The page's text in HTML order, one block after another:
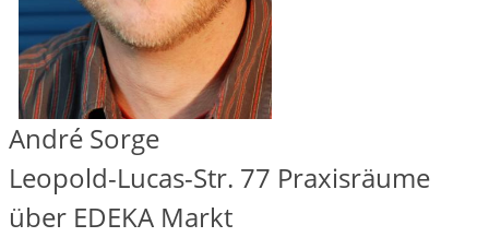
André Sorge
Leopold-Lucas-Str. 77 Praxisräume
über EDEKA Markt